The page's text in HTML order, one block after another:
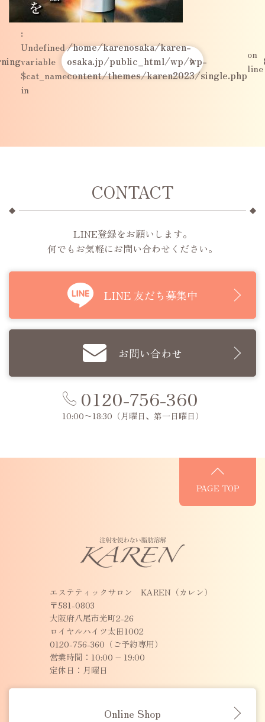
:
Undefined
variable
$cat_name
in
/home/karenosaka/karen-
osaka.jp/public_html/wp/wp-
content/themes/karen2023/single.php
on
line
CONTACT
LINE登録をお願いします。
何でもお気軽にお問い合わせください。
LINE 友だち募集中
お問い合わせ
0120-756-360
10:00〜18:30 （月曜日、第一日曜日）
PAGE TOP
エステティックサロン KAREN（カレン）
〒581-0803
大阪府八尾市光町2-26
ロイヤルハイツ太田1002
0120-756-360（ご予約専用）
営業時間：10:00 – 19:00
定休日：月曜日
Online Shop